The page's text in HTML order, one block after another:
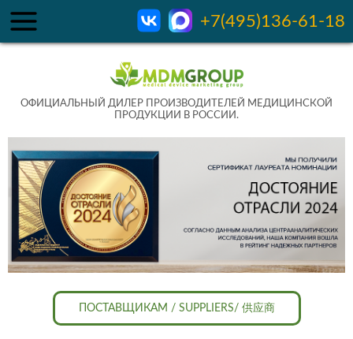
+7(495)136-61-18
ОФИЦИАЛЬНЫЙ ДИЛЕР ПРОИЗВОДИТЕЛЕЙ МЕДИЦИНСКОЙ
ПРОДУКЦИИ В РОССИИ.
ПОСТАВЩИКАМ / SUPPLIERS/ 供应商